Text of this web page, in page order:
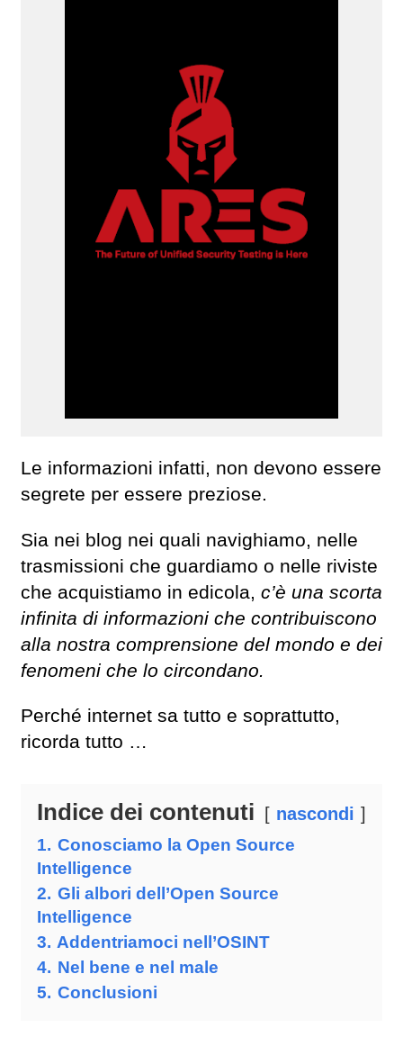
Le informazioni infatti, non devono essere
segrete per essere preziose.
Sia nei blog nei quali navighiamo, nelle
trasmissioni che guardiamo o nelle riviste
che acquistiamo in edicola, c’è una scorta
infinita di informazioni che contribuiscono
alla nostra comprensione del mondo e dei
fenomeni che lo circondano.
Perché internet sa tutto e soprattutto,
ricorda tutto …
Indice dei contenuti nascondi
1. Conosciamo la Open Source
Intelligence
2. Gli albori dell’Open Source
Intelligence
3. Addentriamoci nell’OSINT
4. Nel bene e nel male
5. Conclusioni